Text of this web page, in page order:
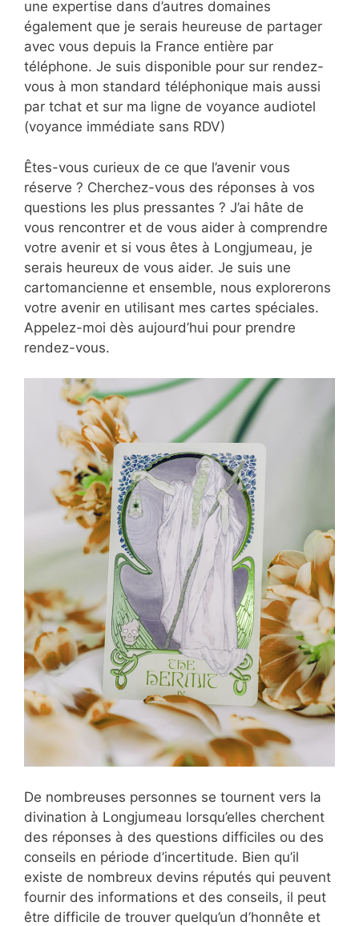
une expertise dans d’autres domaines
également que je serais heureuse de partager
avec vous depuis la France entière par
téléphone. Je suis disponible pour sur rendez-
vous à mon standard téléphonique mais aussi
par tchat et sur ma ligne de voyance audiotel
(voyance immédiate sans RDV)
Êtes-vous curieux de ce que l’avenir vous
réserve ? Cherchez-vous des réponses à vos
questions les plus pressantes ? J’ai hâte de
vous rencontrer et de vous aider à comprendre
votre avenir et si vous êtes à Longjumeau, je
serais heureux de vous aider. Je suis une
cartomancienne et ensemble, nous explorerons
votre avenir en utilisant mes cartes spéciales.
Appelez-moi dès aujourd’hui pour prendre
rendez-vous.
De nombreuses personnes se tournent vers la
divination à Longjumeau lorsqu’elles cherchent
des réponses à des questions difficiles ou des
conseils en période d’incertitude. Bien qu’il
existe de nombreux devins réputés qui peuvent
fournir des informations et des conseils, il peut
être difficile de trouver quelqu’un d’honnête et